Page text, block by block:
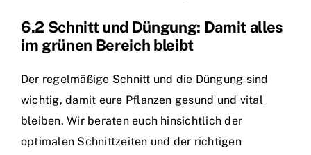
6.2 Schnitt und Düngung: Damit alles
im grünen Bereich bleibt
Der regelmäßige Schnitt und die Düngung sind
wichtig, damit eure Pflanzen gesund und vital
bleiben. Wir beraten euch hinsichtlich der
optimalen Schnittzeiten und der richtigen